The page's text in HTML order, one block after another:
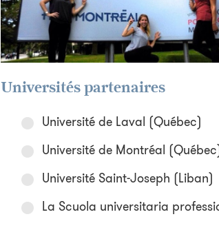
Universités partenaires
Université de Laval (Québec)
Université de Montréal
Université Saint-Joseph (Liban)
La Scuola universitaria